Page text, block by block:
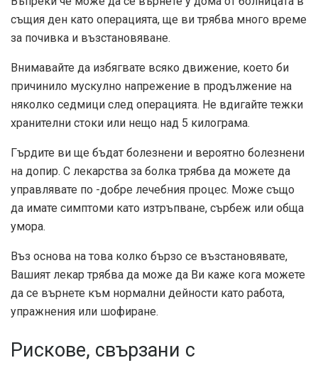
същия ден като операцията, ще ви трябва много време
за почивка и възстановяване.
Внимавайте да избягвате всяко движение, което би
причинило мускулно напрежение в продължение на
няколко седмици след операцията. Не вдигайте тежки
хранителни стоки или нещо над 5 килограма.
Гърдите ви ще бъдат болезнени и вероятно болезнени
на допир. С лекарства за болка трябва да можете да
управлявате по -добре лечебния процес. Може също
да имате симптоми като изтръпване, сърбеж или обща
умора.
Въз основа на това колко бързо се възстановявате,
Вашият лекар трябва да може да Ви каже кога можете
да се върнете към нормални дейности като работа,
упражнения или шофиране.
Рискове, свързани с